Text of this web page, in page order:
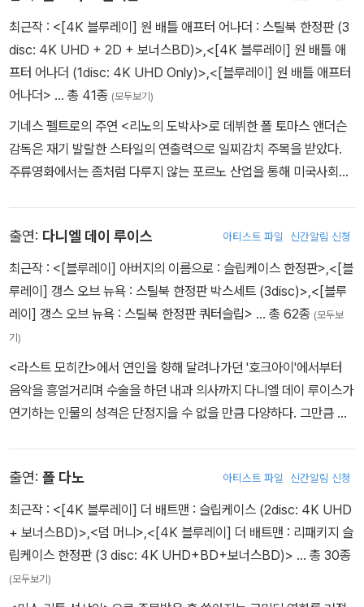
락한다. 하지만 준공식날 다니엘은 엘라이와 했던 말을 무시하는데…
최근작 : <[4K 블루레이] 원 배틀 애프터 어나더 : 스틸북 한정판 (3
disc: 4K UHD + 2D + 보너스BD)> <[4K 블루레이] 원 배틀 애
프터 어나더 (1disc: 4K UHD Only)> <[블루레이] 원 배틀 애프터
어나더> … 총 41종 (모두보기)
기네스 펠트로의 주연 <리노의 도박사>로 데뷔한 폴 토마스 앤더슨
감독은 재기 발랄한 스타일의 연출력으로 일찌감치 주목을 받았다.
주류영화에서는 좀처럼 다루지 않는 포르노 산업을 통해 미국사회를
가 이번엔 전작들의 무겁고 어두운 분위기를 벗어나 선보인 <펀치 드
렁크 러브>. 그는 여기서 감독, 각본, 제작까지 겸했고 보는 이로 하여
금 사라에 빠지고 싶어지게 만든 이 영화에 칸은 기꺼이 감독상을 내
주었다.
출연: 다니엘 데이 루이스 아티스트 파일 신간알림 신청
최근작 : <[블루레이] 아버지의 이름으로 : 슬립케이스 한정판> <[블
루레이] 갱스 오브 뉴욕 : 스틸북 한정판 박스세트 (3disc)> <[블루
레이] 갱스 오브 뉴욕 : 스틸북 한정판 쿼터슬립> … 총 62종 (모두보
기)
<라스트 모히칸>에서 연인을 향해 달려나가던 '호크아이'에서부터
음악을 흥얼거리며 수술을 하던 내과 의사까지 다니엘 데이 루이스가
연기하는 인물의 성격은 단정지을 수 없을 만큼 다양하다. 그만큼 그
탐내는 것은 바로 이 철저함 때문이다. 철두철미 연구하고 집요하게
분석한다. 그리고 완벽하게 연기해낸다. 영국 런던의 상류층 출신인
그가 영화계와 인연을 맺은 계기는 연극이었다. 젊은 시절 세계적인
수준의 영국 국립극단에서 '햄릿'을 연기하는 그의 모습을 본 존 슐레
진저 감독은 그 자리에서 그를 캐스팅한다. 이로써 영화계에 첫발을
출연: 폴 다노 아티스트 파일 신간알림 신청
최근작 : <[4K 블루레이] 더 배트맨 : 슬립케이스 (2disc: 4K UHD
+ 보너스BD)> <덤 머니> <[4K 블루레이] 더 배트맨 : 리패키지 슬
립케이스 한정판 (3 disc: 4K UHD+BD+보너스BD)> … 총 30종
(모두보기)